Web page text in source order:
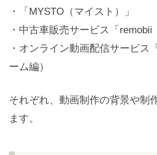
・「MYSTO（マイスト）」
・中古車販売サービス「remobii
・オンライン動画配信サービス
ーム編）
それぞれ、動画制作の背景や制
ます。